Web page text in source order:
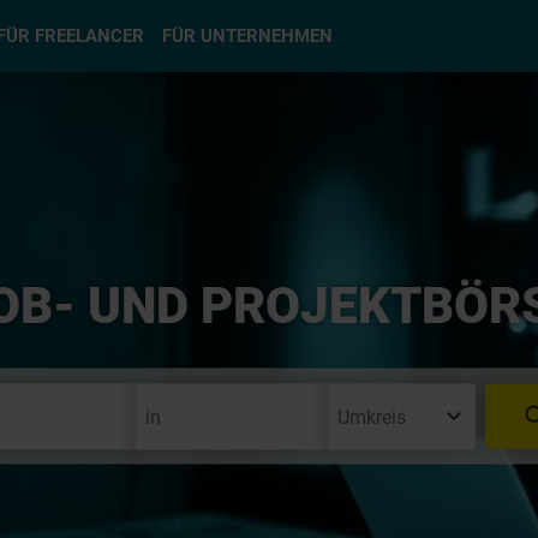
FREELANCER FÜR UNTERNEHMEN
UND